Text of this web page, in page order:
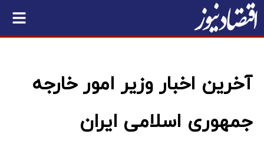
آخرین اخبار وزیر امور خارجه
جمهوری اسلامی ایران